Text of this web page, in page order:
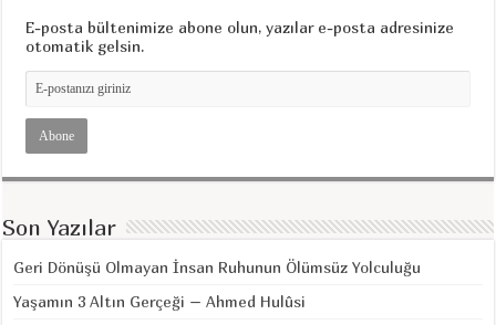
E-posta bültenimize abone olun, yazılar e-posta adresinize
otomatik gelsin.
Son Yazılar
Geri Dönüşü Olmayan İnsan Ruhunun Ölümsüz Yolculuğu
Yaşamın 3 Altın Gerçeği – Ahmed Hulûsi